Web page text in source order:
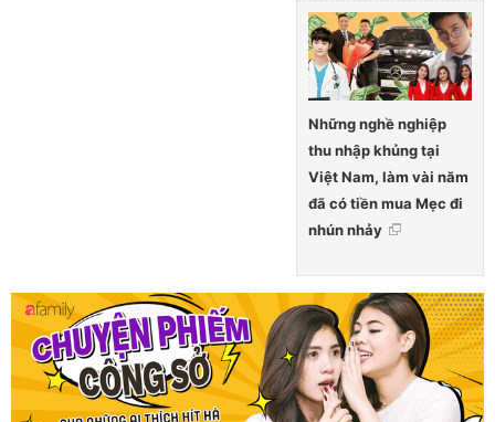
Những nghề nghiệp
thu nhập khủng tại
Việt Nam, làm vài năm
đã có tiền mua Mẹc đi
nhún nhảy